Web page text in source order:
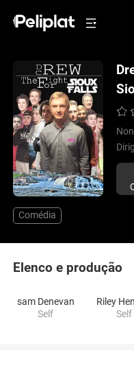
Comédia
Elenco e produção
sam Denevan
Self
Riley
Self